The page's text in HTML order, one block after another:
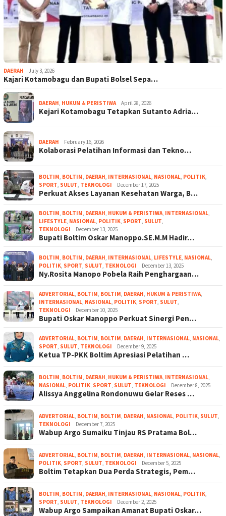
DAERAH July 3, 2026
Kajari Kotamobagu dan Bupati Bolsel Sepa…
DAERAH, HUKUM & PERISTIWA April 28, 2026
Kejari Kotamobagu Tetapkan Sutanto Adria…
DAERAH February 16, 2026
Kolaborasi Pelatihan Informasi dan Tekno…
BOLTIM, BOLTIM, DAERAH, INTERNASIONAL, NASIONAL, POLITIK,
SPORT, SULUT, TEKNOLOGI December 17, 2025
Perkuat Akses Layanan Kesehatan Warga, B…
BOLTIM, BOLTIM, DAERAH, HUKUM & PERISTIWA, INTERNASIONAL,
LIFESTYLE, NASIONAL, POLITIK, SPORT, SULUT,
TEKNOLOGI
December 13, 2025
Bupati Boltim Oskar Manoppo.SE.M.M Hadir…
BOLTIM, BOLTIM, DAERAH, INTERNASIONAL, LIFESTYLE, NASIONAL,
POLITIK, SPORT, SULUT, TEKNOLOGI December 13, 2025
Ny.Rosita Manopo Pobela Raih Penghargaan…
ADVERTORIAL, BOLTIM, BOLTIM, DAERAH, HUKUM & PERISTIWA,
INTERNASIONAL, NASIONAL, POLITIK, SPORT, SULUT,
TEKNOLOGI
December 10, 2025
Bupati Oskar Manoppo Perkuat Sinergi Pen…
ADVERTORIAL, BOLTIM, BOLTIM, DAERAH, INTERNASIONAL, NASIONAL,
SPORT, SULUT, TEKNOLOGI December 9, 2025
Ketua TP-PKK Boltim Apresiasi Pelatihan …
BOLTIM, BOLTIM, DAERAH, HUKUM & PERISTIWA, INTERNASIONAL,
NASIONAL, POLITIK, SPORT, SULUT, TEKNOLOGI December 8, 2025
Alissya Anggelina Rondonuwu Gelar Reses …
ADVERTORIAL, BOLTIM, BOLTIM, DAERAH, NASIONAL, POLITIK, SULUT,
TEKNOLOGI
December 7, 2025
Wabup Argo Sumaiku Tinjau RS Pratama Bol…
ADVERTORIAL, BOLTIM, BOLTIM, DAERAH, INTERNASIONAL, NASIONAL,
POLITIK, SPORT, SULUT, TEKNOLOGI December 5, 2025
Boltim Tetapkan Dua Perda Strategis, Pem…
BOLTIM, BOLTIM, DAERAH, INTERNASIONAL, NASIONAL, POLITIK,
SPORT, SULUT, TEKNOLOGI December 2, 2025
Wabup Argo Sampaikan Amanat Bupati Oskar…